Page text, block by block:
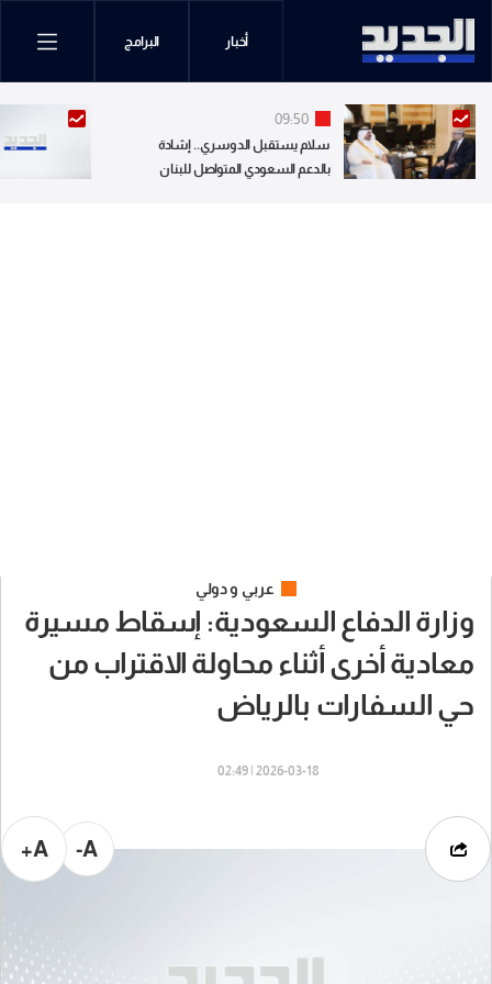
أخبار البرامج
09:50
سلام يستقبل الدوسري.. إشادة
بالدعم السعودي المتواصل للبنان
عربي و دولي
وزارة الدفاع السعودية: إسقاط مسيرة
معادية أخرى أثناء محاولة الاقتراب من
حي السفارات بالرياض
2026-03-18 | 02:49
A-
A+